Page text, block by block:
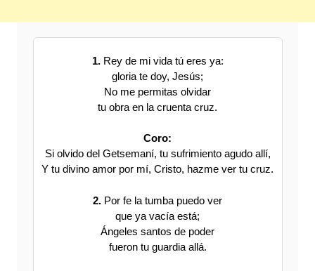
1.Rey de mi vida tú eres ya:
gloria te doy, Jesús;
No me permitas olvidar
tu obra en la cruenta cruz.
Coro:
Si olvido del Getsemaní, tu sufrimiento agudo allí,
Y tu divino amor por mí, Cristo, hazme ver tu cruz.
2. Por fe la tumba puedo ver
que ya vacía está;
Ángeles santos de poder
fueron tu guardia allá.